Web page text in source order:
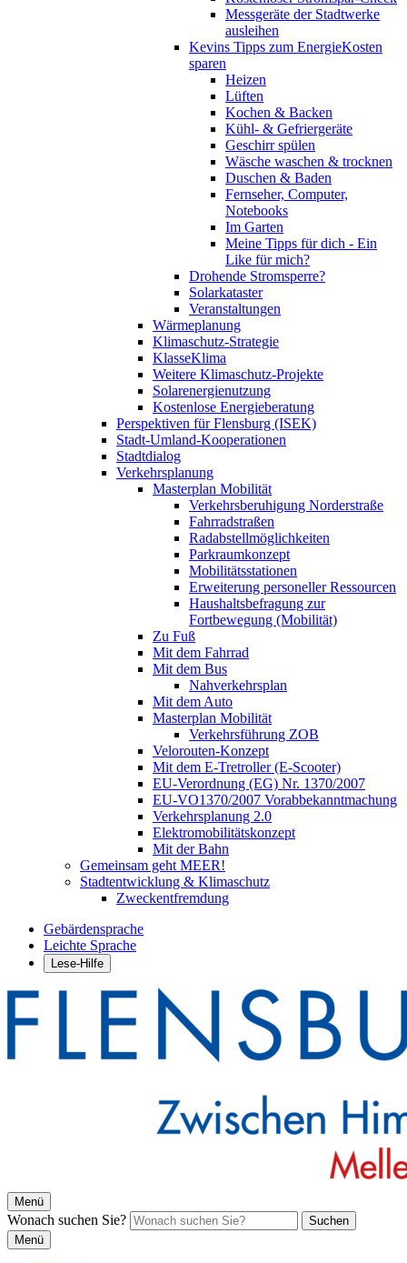
Messgeräte der Stadtwerke
ausleihen
Kevins Tipps zum EnergieKosten
sparen
Heizen
Lüften
Kochen & Backen
Kühl- & Gefriergeräte
Geschirr spülen
Wäsche waschen & trocknen
Duschen & Baden
Fernseher, Computer,
Notebooks
Im Garten
Meine Tipps für dich - Ein
Like für mich?
Drohende Stromsperre?
Solarkataster
Veranstaltungen
Wärmeplanung
Klimaschutz-Strategie
KlasseKlima
Weitere Klimaschutz-Projekte
Solarenergienutzung
Kostenlose Energieberatung
Perspektiven für Flensburg (ISEK)
Stadt-Umland-Kooperationen
Stadtdialog
Verkehrsplanung
Masterplan Mobilität
Verkehrsberuhigung Norderstraße
Fahrradstraßen
Radabstellmöglichkeiten
Parkraumkonzept
Mobilitätsstationen
Erweiterung personeller Ressourcen
Haushaltsbefragung zur
Fortbewegung (Mobilität)
Zu Fuß
Mit dem Fahrrad
Mit dem Bus
Nahverkehrsplan
Mit dem Auto
Masterplan Mobilität
Verkehrsführung ZOB
Velorouten-Konzept
Mit dem E-Tretroller (E-Scooter)
EU-Verordnung (EG) Nr. 1370/2007
EU-VO1370/2007 Vorabbekanntmachung
Verkehrsplanung 2.0
Elektromobilitätskonzept
Mit der Bahn
Gemeinsam geht MEER!
Stadtentwicklung & Klimaschutz
Zweckentfremdung
Gebärdensprache
Leichte Sprache
Lese-Hilfe
Menü
Wonach suchen Sie?
Suchen
Menü